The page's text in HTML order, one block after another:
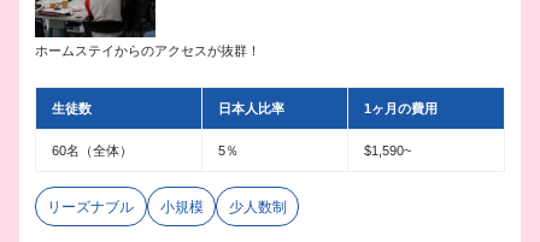
ホームステイからのアクセスが抜群！
生徒数 日本人比率 1ヶ月の費用
60名（全体） 5％ $1,590~
リーズナブル 小規模 少人数制